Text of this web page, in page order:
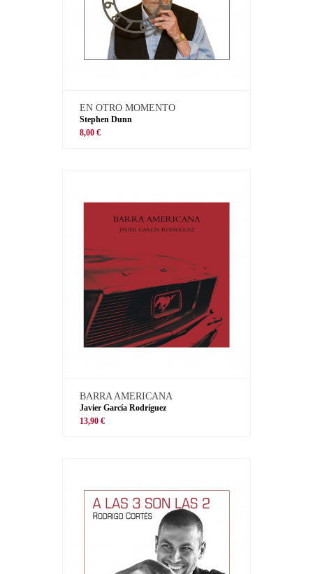
EN OTRO MOMENTO
Stephen Dunn
8,00 €
BARRA AMERICANA
Javier García Rodríguez
13,90 €